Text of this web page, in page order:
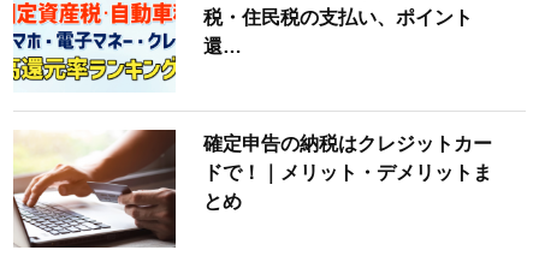
税・住民税の支払い、ポイント
還…
確定申告の納税はクレジットカー
ドで！｜メリット・デメリットま
とめ